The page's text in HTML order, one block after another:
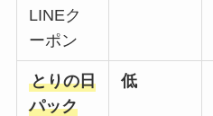
LINEク
ーポン
とりの日
パック
低